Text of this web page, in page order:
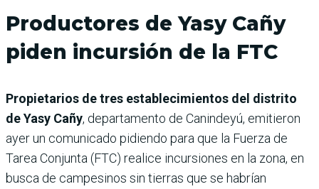
Productores de Yasy Cañy
piden incursión de la FTC
Propietarios de tres establecimientos del distrito
de Yasy Cañy, departamento de Canindeyú, emitieron
ayer un comunicado pidiendo para que la Fuerza de
Tarea Conjunta (FTC) realice incursiones en la zona, en
busca de campesinos sin tierras que se habrían